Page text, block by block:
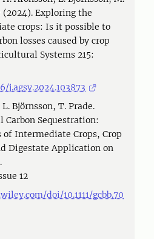
Exploring the
crops: Is it possible to
losses caused by crop
Systems 215:
j.agsy.2024.103873
Björnsson, T. Prade.
Carbon Sequestration:
of Intermediate Crops, Crop
Digestate Application on
12
doi/10.1111/gcbb.70